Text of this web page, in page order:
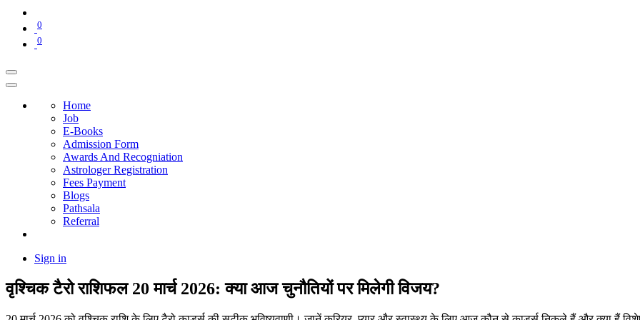
0
0
Home
Job
E-Books
Admission Form
Awards And Recogniation
Astrologer Registration
Fees Payment
Blogs
Pathsala
Referral
Sign in
वृश्चिक टैरो राशिफल 20 मार्च 2026: क्या आज चुनौतियों पर मिलेगी विजय?